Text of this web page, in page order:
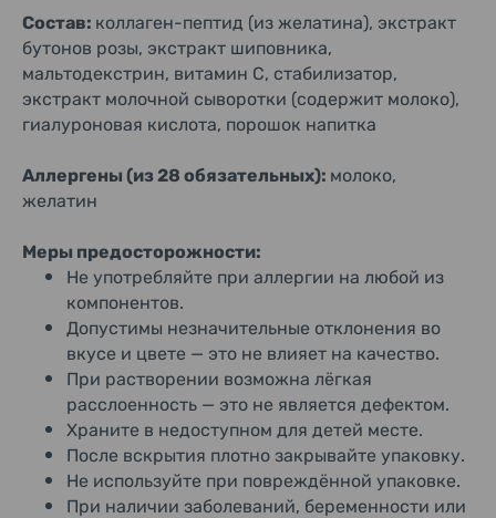
Состав: коллаген-пептид (из желатина), экстракт
бутонов розы, экстракт шиповника,
мальтодекстрин, витамин C, стабилизатор,
экстракт молочной сыворотки (содержит молоко),
гиалуроновая кислота, порошок напитка
Аллергены (из 28 обязательных): молоко,
желатин
Меры предосторожности:
Не употребляйте при аллергии на любой из
компонентов.
Допустимы незначительные отклонения во
вкусе и цвете — это не влияет на качество.
При растворении возможна лёгкая
расслоенность — это не является дефектом.
Храните в недоступном для детей месте.
После вскрытия плотно закрывайте упаковку.
Не используйте при повреждённой упаковке.
При наличии заболеваний, беременности или